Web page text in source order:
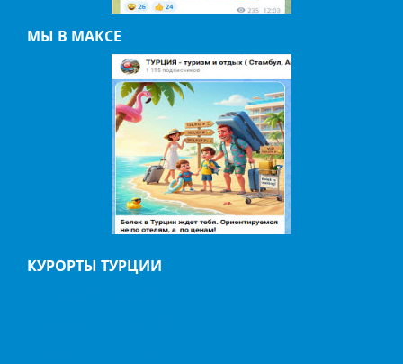
МЫ В МАКСЕ
КУРОРТЫ ТУРЦИИ